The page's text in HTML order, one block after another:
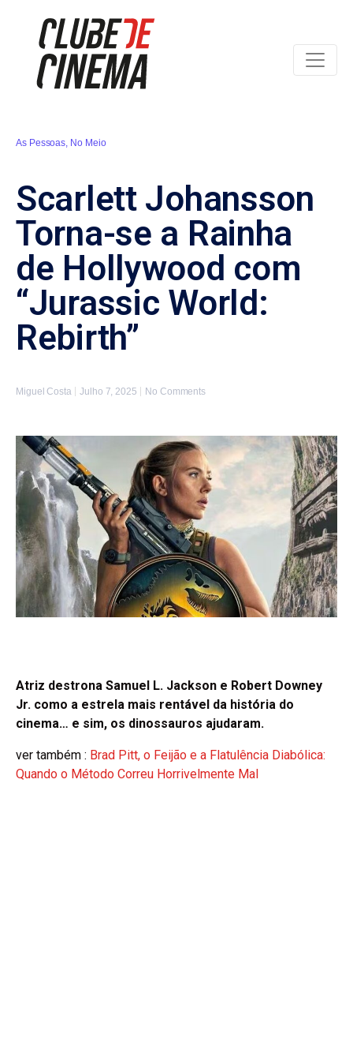
As Pessoas No Meio
Scarlett Johansson
Torna-se a Rainha
de Hollywood com
“Jurassic World:
Rebirth”
Miguel Costa Julho 7, 2025 No Comments
Atriz destrona Samuel L. Jackson e Robert Downey
Jr. como a estrela mais rentável da história do
cinema… e sim, os dinossauros ajudaram.
ver também : Brad Pitt, o Feijão e a Flatulência Diabólica:
Quando o Método Correu Horrivelmente Mal